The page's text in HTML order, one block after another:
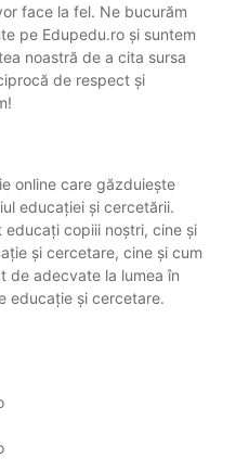
face la fel. Ne bucurăm
pe Edupedu.ro și suntem
noastră de a cita sursa
de respect și
online care găzduiește
educației și cercetării.
educați copiii noștri, cine și
și cercetare, cine și cum
de adecvate la lumea în
educație și cercetare.